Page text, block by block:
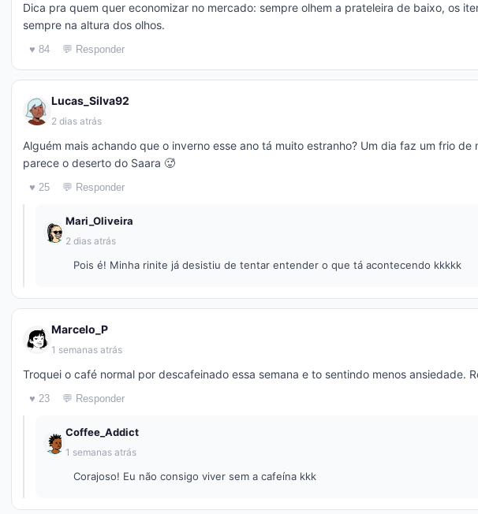
Dica pra quem quer economizar no mercado: sempre olhem a prateleira de baixo, os
sempre na altura dos olhos.
♥ 84 💬 Responder
Lucas_Silva92
2 dias atrás
Alguém mais achando que o inverno esse ano tá muito estranho? Um dia faz um frio de
parece o deserto do Saara 🥵
♥ 25 💬 Responder
Mari_Oliveira
2 dias atrás
Pois é! Minha rinite já desistiu de tentar entender o que tá acontecendo kkkkk
Marcelo_P
1 semanas atrás
Troquei o café normal por descafeinado essa semana e to sentindo menos ansiedade.
♥ 23 💬 Responder
Coffee_Addict
1 semanas atrás
Corajoso! Eu não consigo viver sem a cafeína kkk